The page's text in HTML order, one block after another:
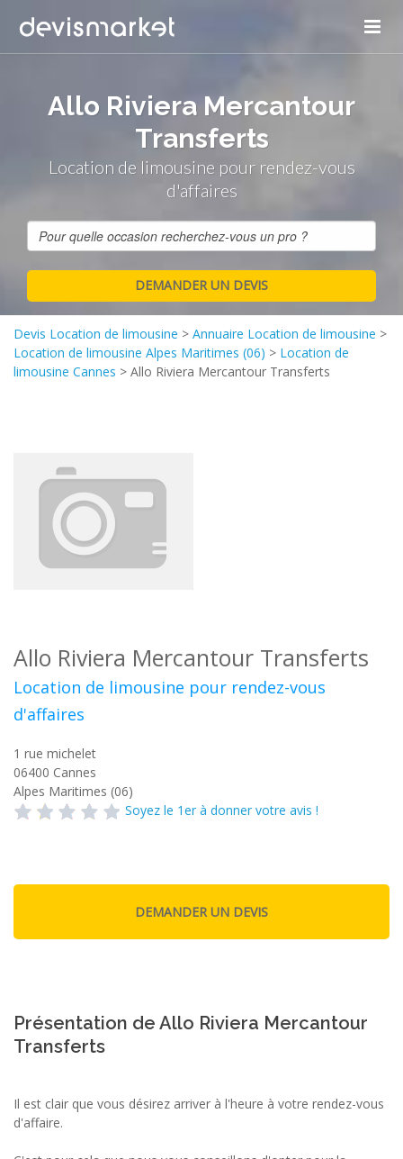
Allo Riviera Mercantour
Transferts
Location de limousine pour rendez-vous
d'affaires
Devis Location de limousine > Annuaire Location de limousine >
Location de limousine Alpes Maritimes (06) > Location de
limousine Cannes > Allo Riviera Mercantour Transferts
Allo Riviera Mercantour Transferts
Location de limousine pour rendez-vous
d'affaires
1 rue michelet
06400 Cannes
Alpes Maritimes (06)
Soyez le 1er à donner votre avis !
Présentation de Allo Riviera Mercantour
Transferts
Il est clair que vous désirez arriver à l'heure à votre rendez-vous
d'affaire.